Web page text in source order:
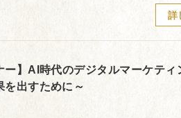
詳
ー】AI時代のデジタルマーケティ
を出すために～